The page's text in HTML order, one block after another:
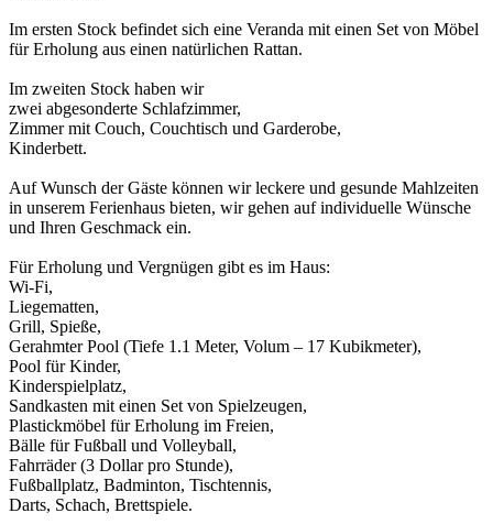
Im ersten Stock befindet sich eine Veranda mit einen Set von Möbel
für Erholung aus einen natürlichen Rattan.
Im zweiten Stock haben wir
zwei abgesonderte Schlafzimmer,
Zimmer mit Couch, Couchtisch und Garderobe,
Kinderbett.
Auf Wunsch der Gäste können wir leckere und gesunde Mahlzeiten
in unserem Ferienhaus bieten, wir gehen auf individuelle Wünsche
und Ihren Geschmack ein.
Für Erholung und Vergnügen gibt es im Haus:
Wi-Fi,
Liegematten,
Grill, Spieße,
Gerahmter Pool (Tiefe 1.1 Meter, Volum – 17 Kubikmeter),
Pool für Kinder,
Kinderspielplatz,
Sandkasten mit einen Set von Spielzeugen,
Plastickmöbel für Erholung im Freien,
Bälle für Fußball und Volleyball,
Fahrräder (3 Dollar pro Stunde),
Fußballplatz, Badminton, Tischtennis,
Darts, Schach, Brettspiele.